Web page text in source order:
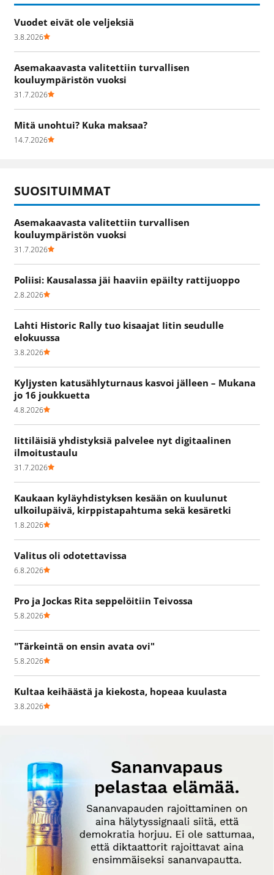
Vuodet eivät ole veljeksiä
3.8.2026
Asemakaavasta valitettiin turvallisen
kouluympäristön vuoksi
31.7.2026
Mitä unohtui? Kuka maksaa?
14.7.2026
SUOSITUIMMAT
Asemakaavasta valitettiin turvallisen
kouluympäristön vuoksi
31.7.2026
Poliisi: Kausalassa jäi haaviin epäilty rattijuoppo
2.8.2026
Lahti Historic Rally tuo kisaajat Iitin seudulle
elokuussa
3.8.2026
Kyljysten katusählyturnaus kasvoi jälleen – Mukana
jo 16 joukkuetta
4.8.2026
Iittiläisiä yhdistyksiä palvelee nyt digitaalinen
ilmoitustaulu
31.7.2026
Kaukaan kyläyhdistyksen kesään on kuulunut
ulkoilupäivä, kirppistapahtuma sekä kesäretki
1.8.2026
Valitus oli odotettavissa
6.8.2026
Pro ja Jockas Rita seppelöitiin Teivossa
5.8.2026
"Tärkeintä on ensin avata ovi"
5.8.2026
Kultaa keihäästä ja kiekosta, hopeaa kuulasta
3.8.2026